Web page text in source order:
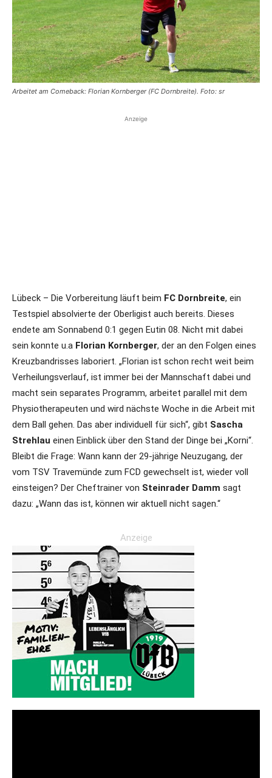
Arbeitet am Comeback: Florian Kornberger (FC Dornbreite). Foto: sr
Anzeige
Lübeck – Die Vorbereitung läuft beim FC Dornbreite, ein
Testspiel absolvierte der Oberligist auch bereits. Dieses
endete am Sonnabend 0:1 gegen Eutin 08. Nicht mit dabei
sein konnte u.a Florian Kornberger, der an den Folgen eines
Kreuzbandrisses laboriert. „Florian ist schon recht weit beim
Verheilungsverlauf, ist immer bei der Mannschaft dabei und
macht sein separates Programm, arbeitet parallel mit dem
Physiotherapeuten und wird nächste Woche in die Arbeit mit
dem Ball gehen. Das aber individuell für sich“, gibt Sascha
Strehlau einen Einblick über den Stand der Dinge bei „Korni“.
Bleibt die Frage: Wann kann der 29-jährige Neuzugang, der
vom TSV Travemünde zum FCD gewechselt ist, wieder voll
einsteigen? Der Cheftrainer von Steinrader Damm sagt
dazu: „Wann das ist, können wir aktuell nicht sagen.“
Anzeige